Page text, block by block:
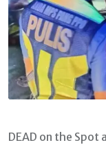
DEAD on the